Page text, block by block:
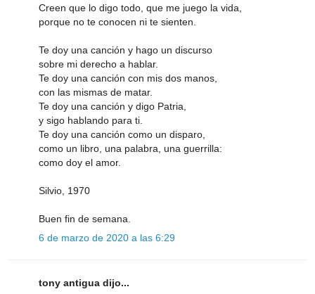
Creen que lo digo todo, que me juego la vida,
porque no te conocen ni te sienten.
Te doy una canción y hago un discurso
sobre mi derecho a hablar.
Te doy una canción con mis dos manos,
con las mismas de matar.
Te doy una canción y digo Patria,
y sigo hablando para ti.
Te doy una canción como un disparo,
como un libro, una palabra, una guerrilla:
como doy el amor.
Silvio, 1970
Buen fin de semana.
6 de marzo de 2020 a las 6:29
tony antigua dijo...